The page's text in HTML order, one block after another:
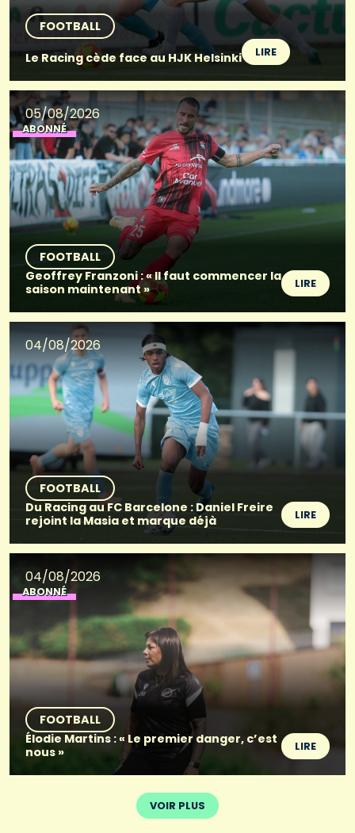
FOOTBALL
Le Racing cède face au HJK Helsinki
LIRE
05/08/2026
ABONNÉ
FOOTBALL
Geoffrey Franzoni : « Il faut commencer la
saison maintenant »
LIRE
04/08/2026
FOOTBALL
Du Racing au FC Barcelone : Daniel Freire
rejoint la Masia et marque déjà
LIRE
04/08/2026
ABONNÉ
FOOTBALL
Élodie Martins : « Le premier danger, c’est
nous »
LIRE
VOIR PLUS